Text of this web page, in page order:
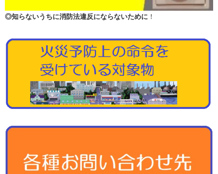
◎知らないうちに消防法違反にならないために ！